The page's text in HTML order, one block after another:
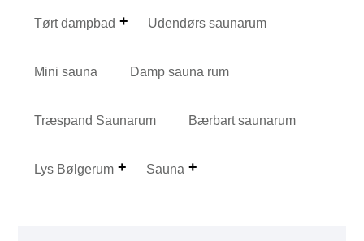
Tørt dampbad Udendørs saunarum
Mini sauna Damp sauna rum
Træspand Saunarum Bærbart saunarum
Lys Bølgerum Sauna